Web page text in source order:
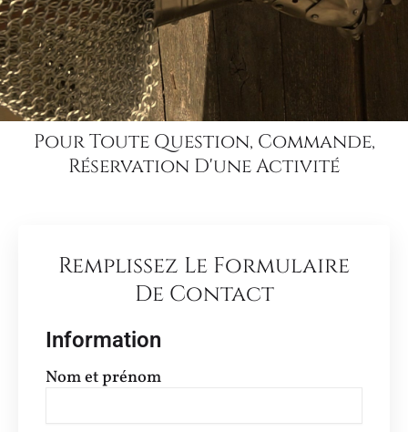
Pour Toute Question, Commande,
Réservation D'une Activité
Remplissez Le Formulaire
De Contact
Information
Nom et prénom